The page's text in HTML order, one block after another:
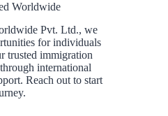
Worldwide
Pvt. Ltd., we
for individuals
trusted immigration
international
Reach out to start